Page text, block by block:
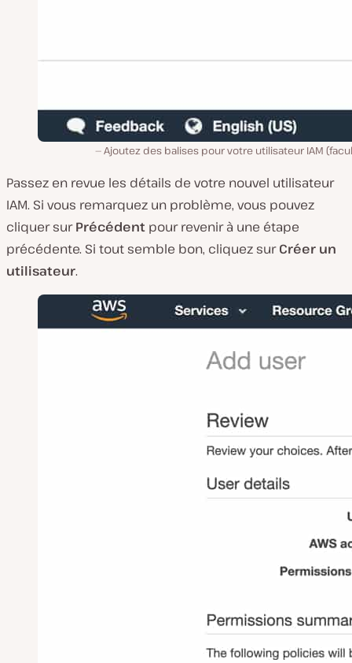
Ajoutez des balises pour votre utilisateur IAM
Passez en revue les détails de votre nouvel utilisateur
IAM. Si vous remarquez un problème, vous pouvez
cliquer surPrécédent pour revenir à une étape
précédente. Si tout semble bon, cliquez surCréer un
utilisateur.